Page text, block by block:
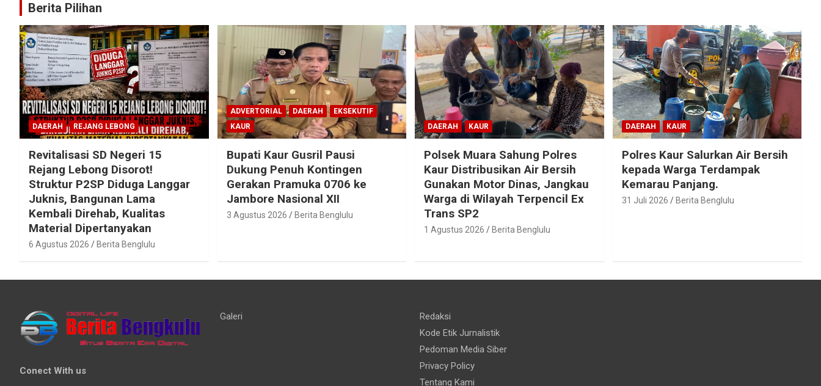
Berita Pilihan
DAERAH REJANG LEBONG
Revitalisasi SD Negeri 15
Rejang Lebong Disorot!
Struktur P2SP Diduga Langgar
Juknis, Bangunan Lama
Kembali Direhab, Kualitas
Material Dipertanyakan
6 Agustus 2026 Berita Benglulu
ADVERTORIAL DAERAH
EKSEKUTIF
KAUR
Bupati Kaur Gusril Pausi
Dukung Penuh Kontingen
Gerakan Pramuka 0706 ke
Jambore Nasional XII
3 Agustus 2026 Berita Benglulu
DAERAH KAUR
Polsek Muara Sahung Polres
Kaur Distribusikan Air Bersih
Gunakan Motor Dinas, Jangkau
Warga di Wilayah Terpencil Ex
Trans SP2
1 Agustus 2026 Berita Benglulu
DAERAH KAUR
Polres Kaur Salurkan Air Bersih
kepada Warga Terdampak
Kemarau Panjang.
31 Juli 2026 Berita Benglulu
Conect With us
Galeri
Redaksi
Kode Etik Jurnalistik
Pedoman Media Siber
Privacy Policy
Tentang Kami